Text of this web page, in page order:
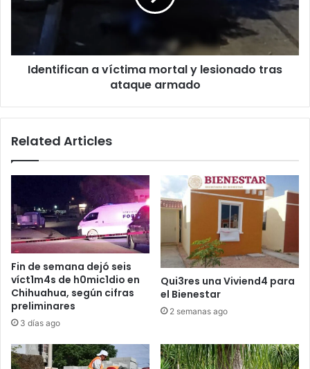
lesionado
armado
Identifican a víctima mortal y lesionado tras
ataque armado
Related Articles
Fin de semana dejó seis
víct1m4s de h0mic1dio en
Chihuahua, según cifras
preliminares
3 días ago
Qui3res una Viviend4 para
el Bienestar
2 semanas ago